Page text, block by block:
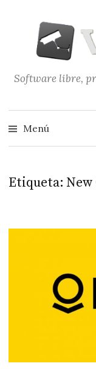
contenido
Software libre,
Menú
Etiqueta: New